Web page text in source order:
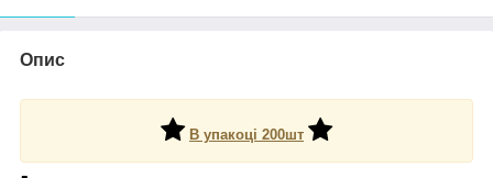
Опис
В упакоці 200шт